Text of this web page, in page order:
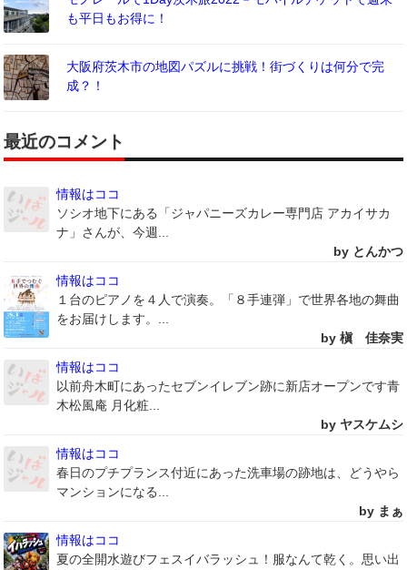
も平日もお得に！
大阪府茨木市の地図パズルに挑戦！街づくりは何分で完
成？！
最近のコメント
情報はココ
ソシオ地下にある「ジャパニーズカレー専門店 アカイサカ
ナ」さんが、今週...
by とんかつ
情報はココ
１台のピアノを４人で演奏。「８手連弾」で世界各地の舞曲
をお届けします。...
by 槇 佳奈実
情報はココ
以前舟木町にあったセブンイレブン跡に新店オープンです青
木松風庵 月化粧...
by ヤスケムシ
情報はココ
春日のプチプランス付近にあった洗車場の跡地は、どうやら
マンションになる...
by まぁ
情報はココ
夏の全開水遊びフェスイバラッシュ！服なんて乾く。思い出